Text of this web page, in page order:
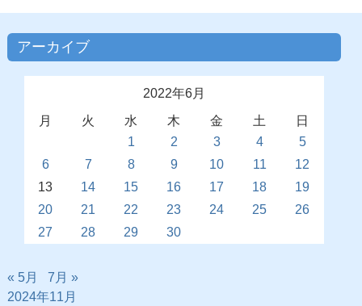
アーカイブ
2022年6月
月
火 水 木 金 土
日
1
2 3 4
5
6
7 8 9 10 11
12
13
14 15 16 17 18
19
20
21 22 23 24 25
26
27
28 29 30
« 5月
7月 »
2024年11月